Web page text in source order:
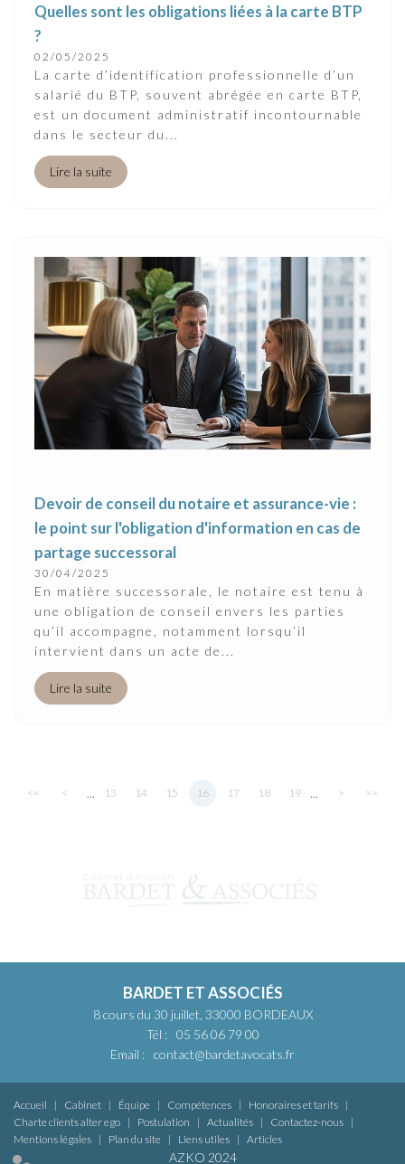
Quelles sont les obligations liées à la carte BTP
?
02/05/2025
La carte d’identification professionnelle d’un
salarié du BTP, souvent abrégée en carte BTP,
est un document administratif incontournable
dans le secteur du...
Lire la suite
Devoir de conseil du notaire et assurance-vie :
le point sur l'obligation d'information en cas de
partage successoral
30/04/2025
En matière successorale, le notaire est tenu à
une obligation de conseil envers les parties
qu’il accompagne, notamment lorsqu’il
intervient dans un acte de...
Lire la suite
<< < ... 13 14 15 16 17 18 19 ... > >>
BARDET ET ASSOCIÉS
8 cours du 30 juillet, 33000 BORDEAUX
Tél : 05 56 06 79 00
Email : contact@bardetavocats.fr
Accueil Cabinet Équipe Compétences
Honoraires et tarifs
Charte clients alter ego
Postulation Actualités
Contactez-nous
Mentions légales
Plan du site Liens utiles Articles
AZKO 2024